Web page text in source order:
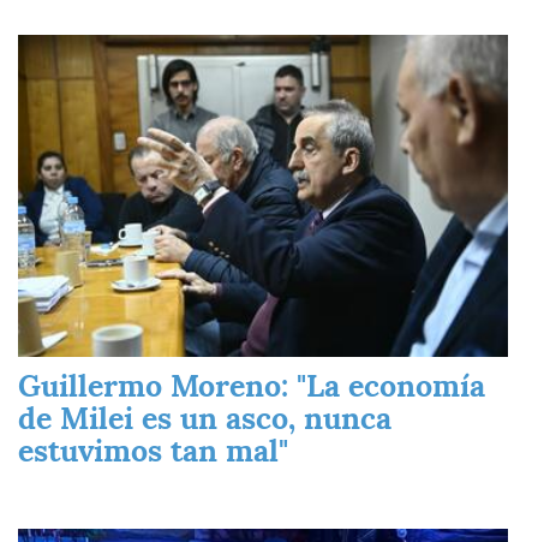
Imagen
Guillermo Moreno: "La economía
de Milei es un asco, nunca
estuvimos tan mal"